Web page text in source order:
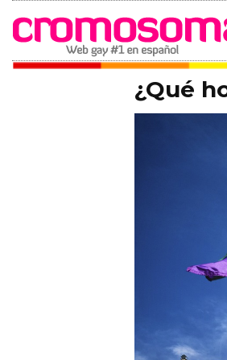
¿Qué